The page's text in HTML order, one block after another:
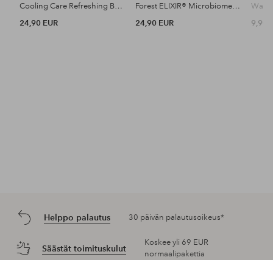
Cooling Care Refreshing Body Lotion 150 Ml
24,90 EUR
Forest ELIXIR® Microbiome Strengthening Body Lotion 150 Ml
24,90 EUR
9,90
Helppo palautus 30 päivän palautusoikeus*
Säästät toimituskulut
Koskee yli 69 EUR
normaalipakettia